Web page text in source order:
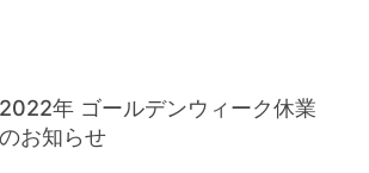
2022年 ゴールデンウィーク休業
のお知らせ